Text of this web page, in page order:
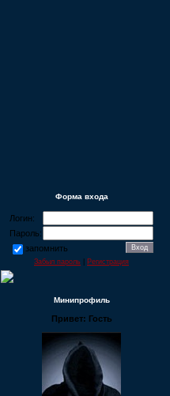
Форма входа
Логин:
Пароль:
запомнить
Забыл пароль Регистрация
Минипрофиль
Привет: Гость